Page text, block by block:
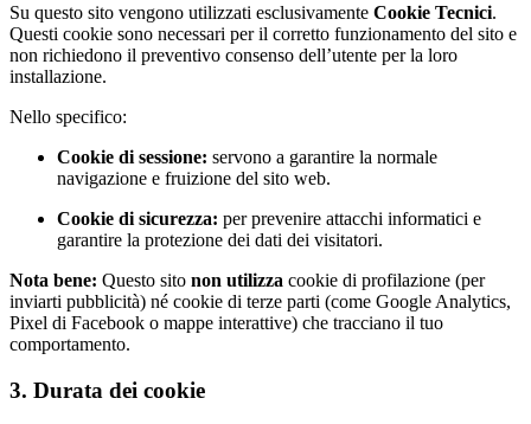
Su questo sito vengono utilizzati esclusivamente Cookie Tecnici.
Questi cookie sono necessari per il corretto funzionamento del sito e
non richiedono il preventivo consenso dell’utente per la loro
installazione.
Nello specifico:
Cookie di sessione: servono a garantire la normale
navigazione e fruizione del sito web.
Cookie di sicurezza: per prevenire attacchi informatici e
garantire la protezione dei dati dei visitatori.
Nota bene: Questo sito non utilizza cookie di profilazione (per
inviarti pubblicità) né cookie di terze parti (come Google Analytics,
Pixel di Facebook o mappe interattive) che tracciano il tuo
comportamento.
3. Durata dei cookie